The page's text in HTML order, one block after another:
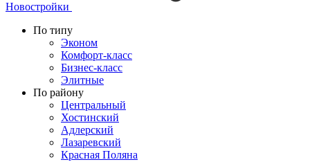
Новостройки
По типу
Эконом
Комфорт-класс
Бизнес-класс
Элитные
По району
Центральный
Хостинский
Адлерский
Лазаревский
Красная Поляна